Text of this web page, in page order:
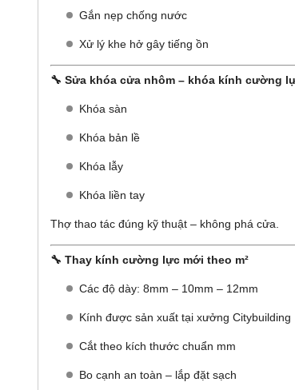
Gắn nẹp chống nước
Xử lý khe hở gây tiếng ồn
🔧 Sửa khóa cửa nhôm – khóa kính cường
Khóa sàn
Khóa bản lề
Khóa lẫy
Khóa liền tay
Thợ thao tác đúng kỹ thuật – không phá cửa.
🔧 Thay kính cường lực mới theo m²
Các độ dày: 8mm – 10mm – 12mm
Kính được sản xuất tại xưởng Citybuilding
Cắt theo kích thước chuẩn mm
Bo cạnh an toàn – lắp đặt sạch